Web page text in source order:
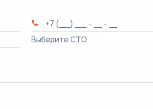
Выберите СТО